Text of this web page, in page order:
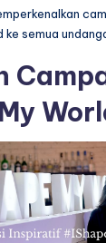
semua